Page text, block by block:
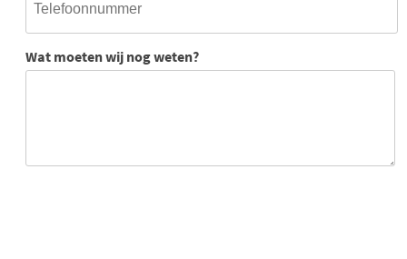
Wat moeten wij nog weten?